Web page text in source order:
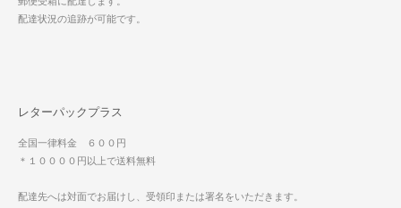
配達状況の追跡が可能です。
レターパックプラス
全国一律料金 ６００円
＊１００００円以上で送料無料
配達先へは対面でお届けし、受領印または署名をいただきます。